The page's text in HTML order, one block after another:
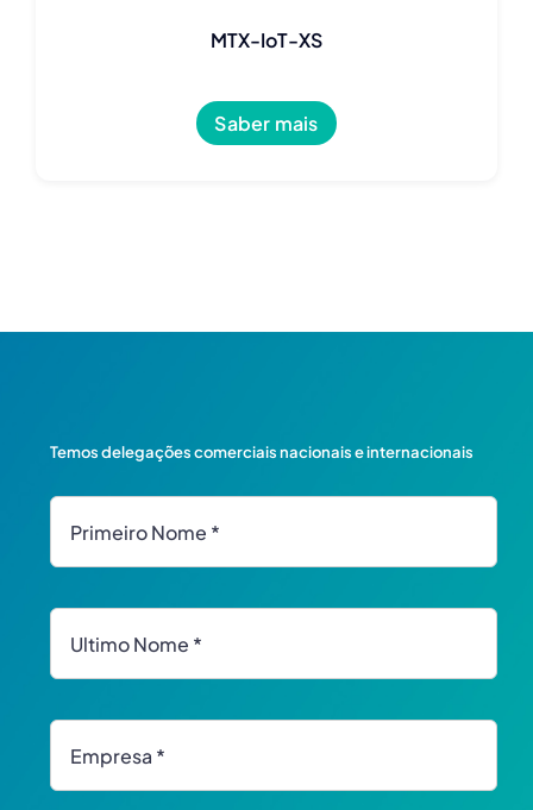
MTX-IoT-XS
Saber mais
Temos delegações comerciais nacionais e internacionais